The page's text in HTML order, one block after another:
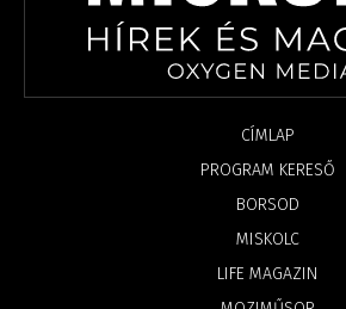
CÍMLAP
PROGRAM KERESŐ
BORSOD
MISKOLC
LIFE MAGAZIN